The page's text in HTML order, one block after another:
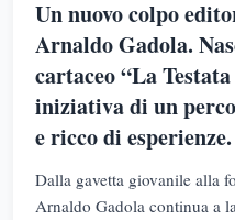
Un nuovo colpo
Arnaldo Gadola.
cartaceo “La
iniziativa di un
e ricco di esperienze.
Dalla gavetta giovanile alla
Arnaldo Gadola continua a